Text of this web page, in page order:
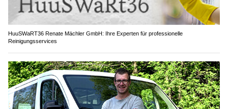
HuuSWaRT36 Renate Mächler GmbH: Ihre Experten für professionelle
Reinigungsservices